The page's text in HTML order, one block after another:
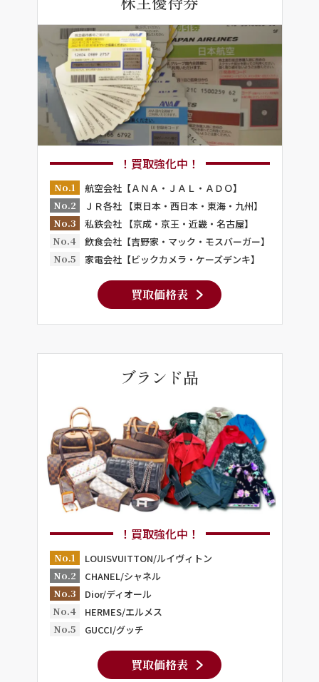
！買取強化中！
No.1
航空会社【ＡＮＡ・ＪＡＬ・ＡＤＯ】
No.2
ＪＲ各社 【東日本・西日本・東海・九州】
No.3
私鉄会社 【京成・京王・近畿・名古屋】
No.4
飲食会社【吉野家・マック・モスバーガー】
No.5
家電会社【ビックカメラ・ケーズデンキ】
買取価格表
ブランド品
！買取強化中！
No.1
LOUISVUITTON/ルイヴィトン
No.2
CHANEL/シャネル
No.3
Dior/ディオール
No.4
HERMES/エルメス
No.5
GUCCI/グッチ
買取価格表